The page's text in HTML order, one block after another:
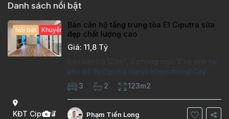
Danh sách nổi bật
KĐT Ciputra
7
Nổi bật Khuyến mại hấp dẫn
Bán căn hộ tầng trung tòa E1 Ciputra sửa
đẹp chất lượng cao
Giá: 11,8 Tỷ
Bán căn hộ 123m², 3 phòng ngủ, 2 vệ sinh tại
khu đô thị Ciputra Hanoi International City.
Căn hộ đã sửa mới kỹ, chất lượng cao, sàn
gỗ, bếp hiện đại, không gian thoáng sáng.
Thông tin căn hộ: Diện tích:
3 2 123m2
Phạm Tiến Long